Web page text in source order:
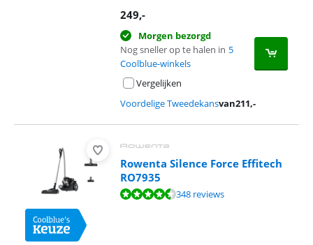
249,-
Morgen bezorgd
Nog sneller op te halen in 5
Coolblue-winkels
Vergelijken
Voordelige Tweedekansvan211,-
Rowenta Silence Force Effitech
RO7935
Beoordeling is 8,5 van de 10, gebaseerd op 348 reviews.
348 reviews